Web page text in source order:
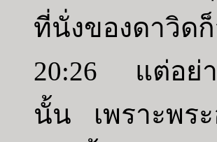
ที่นั่งของดาวิดก็
20:26 แต่อย่า
นั้น เพราะพระ